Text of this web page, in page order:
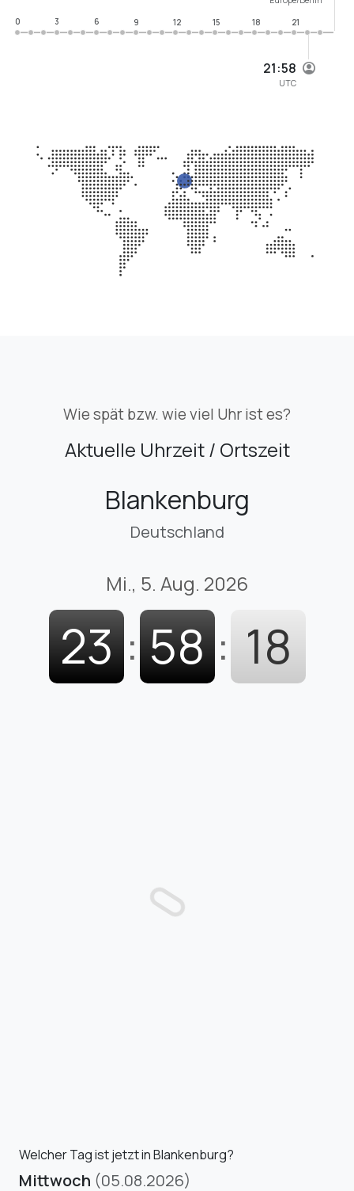
21:58
UTC
0
3 6 9 12 15 18 21
Wie spät bzw. wie viel Uhr ist es?
Aktuelle Uhrzeit / Ortszeit
Blankenburg
Deutschland
Mi., 5. Aug. 2026
23 : 58 : 19
Welcher Tag ist jetzt in Blankenburg?
Mittwoch (05.08.2026)